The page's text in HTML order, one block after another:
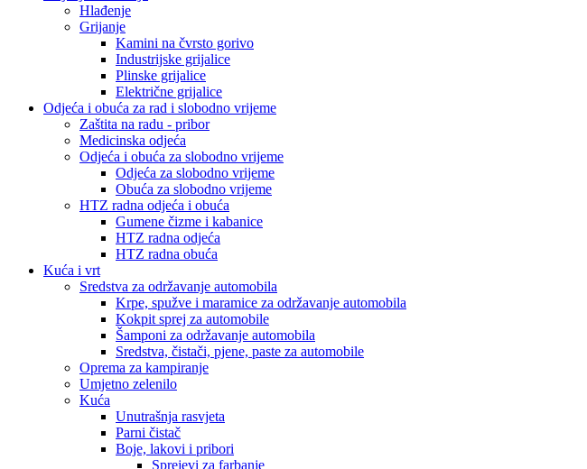
Hlađenje
Grijanje
Kamini na čvrsto gorivo
Industrijske grijalice
Plinske grijalice
Električne grijalice
Odjeća i obuća za rad i slobodno vrijeme
Zaštita na radu - pribor
Medicinska odjeća
Odjeća i obuća za slobodno vrijeme
Odjeća za slobodno vrijeme
Obuća za slobodno vrijeme
HTZ radna odjeća i obuća
Gumene čizme i kabanice
HTZ radna odjeća
HTZ radna obuća
Kuća i vrt
Sredstva za održavanje automobila
Krpe, spužve i maramice za održavanje automobila
Kokpit sprej za automobile
Šamponi za održavanje automobila
Sredstva, čistači, pjene, paste za automobile
Oprema za kampiranje
Umjetno zelenilo
Kuća
Unutrašnja rasvjeta
Parni čistač
Boje, lakovi i pribori
Sprejevi za farbanje